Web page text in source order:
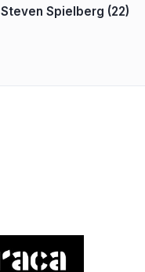
Steven Spielberg (22)